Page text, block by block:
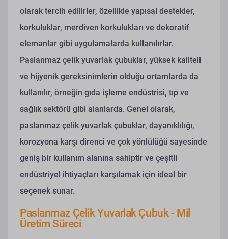
olarak tercih edilirler, özellikle yapısal destekler,
korkuluklar, merdiven korkulukları ve dekoratif
elemanlar gibi uygulamalarda kullanılırlar.
Paslanmaz çelik yuvarlak çubuklar, yüksek kaliteli
ve hijyenik gereksinimlerin olduğu ortamlarda da
kullanılır, örneğin gıda işleme endüstrisi, tıp ve
sağlık sektörü gibi alanlarda. Genel olarak,
paslanmaz çelik yuvarlak çubuklar, dayanıklılığı,
korozyona karşı direnci ve çok yönlülüğü sayesinde
geniş bir kullanım alanına sahiptir ve çeşitli
endüstriyel ihtiyaçları karşılamak için ideal bir
seçenek sunar.
Paslanmaz Çelik Yuvarlak Çubuk - Mil
Üretim Süreci